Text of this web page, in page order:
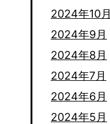
2024年10月
2024年9月
2024年8月
2024年7月
2024年6月
2024年5月